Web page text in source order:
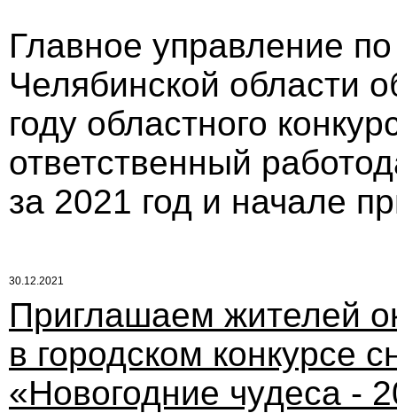
Главное управление
Челябинской области
году областного
ответственный
за 2021 год и начале
30.12.2021
Приглашаем жителей
в городском конкурсе
«Новогодние чудеса -